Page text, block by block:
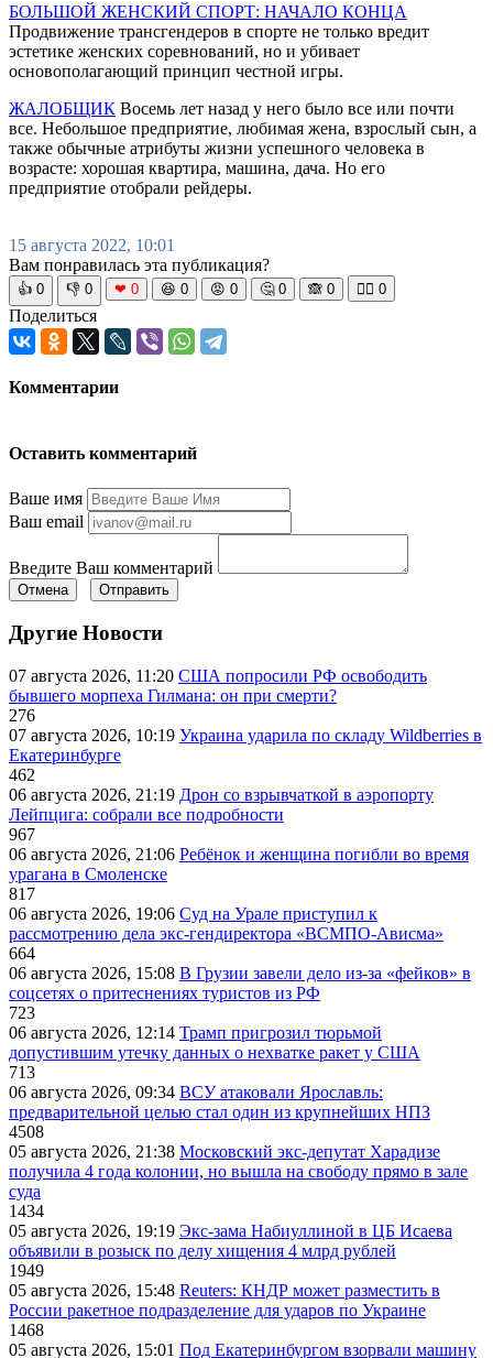
БОЛЬШОЙ ЖЕНСКИЙ СПОРТ: НАЧАЛО КОНЦА
Продвижение трансгендеров в спорте не только вредит
эстетике женских соревнований, но и убивает
основополагающий принцип честной игры.
ЖАЛОБЩИК Восемь лет назад у него было все или почти
все. Небольшое предприятие, любимая жена, взрослый сын, а
также обычные атрибуты жизни успешного человека в
возрасте: хорошая квартира, машина, дача. Но его
предприятие отобрали рейдеры.
15 августа 2022, 10:01
Вам понравилась эта публикация?
👍 0 👎 0 ❤ 0 😆 0 😡 0 🤔 0 🙈 0 🧘‍♀️ 0
Поделиться
Комментарии
Оставить комментарий
Ваше имя
Ваш email
Введите Ваш комментарий
Отмена Отправить
Другие Новости
07 августа 2026, 11:20 США попросили РФ освободить
бывшего морпеха Гилмана: он при смерти?
276
07 августа 2026, 10:19 Украина ударила по складу Wildberries в
Екатеринбурге
462
06 августа 2026, 21:19 Дрон со взрывчаткой в аэропорту
Лейпцига: собрали все подробности
967
06 августа 2026, 21:06 Ребёнок и женщина погибли во время
урагана в Смоленске
817
06 августа 2026, 19:06 Суд на Урале приступил к
рассмотрению дела экс-гендиректора «ВСМПО-Ависма»
664
06 августа 2026, 15:08 В Грузии завели дело из-за «фейков» в
соцсетях о притеснениях туристов из РФ
723
06 августа 2026, 12:14 Трамп пригрозил тюрьмой
допустившим утечку данных о нехватке ракет у США
713
06 августа 2026, 09:34 ВСУ атаковали Ярославль:
предварительной целью стал один из крупнейших НПЗ
4508
05 августа 2026, 21:38 Московский экс-депутат Харадизе
получила 4 года колонии, но вышла на свободу прямо в зале
суда
1434
05 августа 2026, 19:19 Экс-зама Набиуллиной в ЦБ Исаева
объявили в розыск по делу хищения 4 млрд рублей
1949
05 августа 2026, 15:48 Reuters: КНДР может разместить в
России ракетное подразделение для ударов по Украине
1468
05 августа 2026, 15:01 Под Екатеринбургом взорвали машину